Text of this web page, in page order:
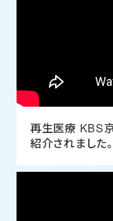
再生医療 KBS
紹介されました。